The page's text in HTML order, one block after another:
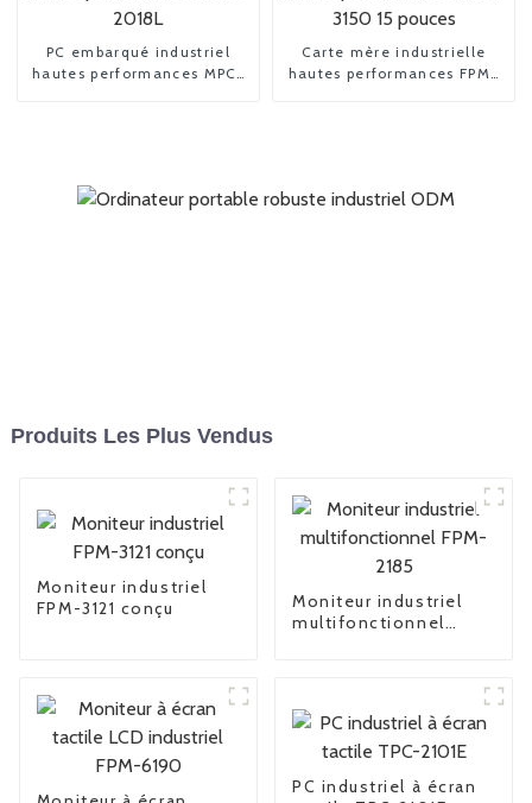
PC embarqué industriel
hautes performances MPC-
Carte mère industrielle
hautes performances FPM-
Produits Les Plus Vendus
Moniteur industriel
FPM-3121 conçu
Moniteur industriel
multifonctionnel
PC industriel à écran